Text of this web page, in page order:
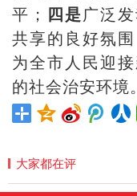
平； 四是广泛
共享的良好氛
为全市人民迎
的社会治安环境。
大家都在评